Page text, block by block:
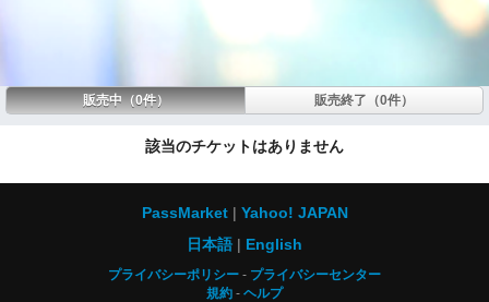
販売中（0件） 販売終了（0件）
該当のチケットはありません
PassMarket
Yahoo! JAPAN
日本語
English
プライバシーポリシー
プライバシーセンター
規約
ヘルプ